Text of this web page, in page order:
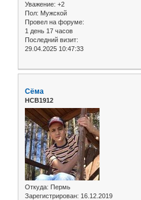
Уважение: +2
Пол: Мужской
Провел на форуме:
1 день 17 часов
Последний визит:
29.04.2025 10:47:33
Сёма
НСВ1912
Откуда: Пермь
Зарегистрирован: 16.12.2019